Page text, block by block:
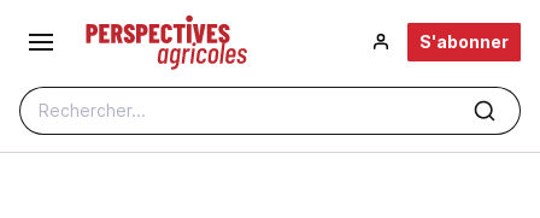
Aller au contenu principal
Rechercher...
S'abonner